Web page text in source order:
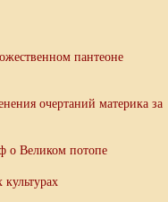
пантеоне
очертаний материка за
о Великом потопе